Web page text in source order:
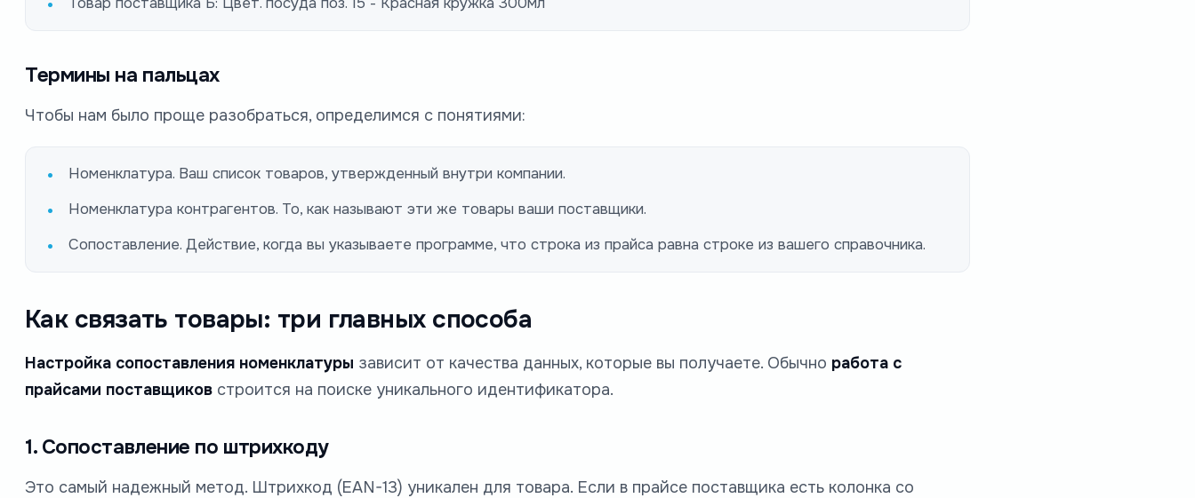
Термины на пальцах
Чтобы нам было проще разобраться, определимся с понятиями:
Номенклатура. Ваш список товаров, утвержденный внутри компании.
Номенклатура контрагентов. То, как называют эти же товары ваши поставщики.
Сопоставление. Действие, когда вы указываете программе, что строка из прайса равна строке из вашего справочника.
Как связать товары: три главных способа
Настройка сопоставления номенклатуры зависит от качества данных, которые вы получаете. Обычно работа с
прайсами поставщиков строится на поиске уникального идентификатора.
1. Сопоставление по штрихкоду
Это самый надежный метод. Штрихкод (EAN-13) уникален для товара. Если в прайсе поставщика есть колонка со